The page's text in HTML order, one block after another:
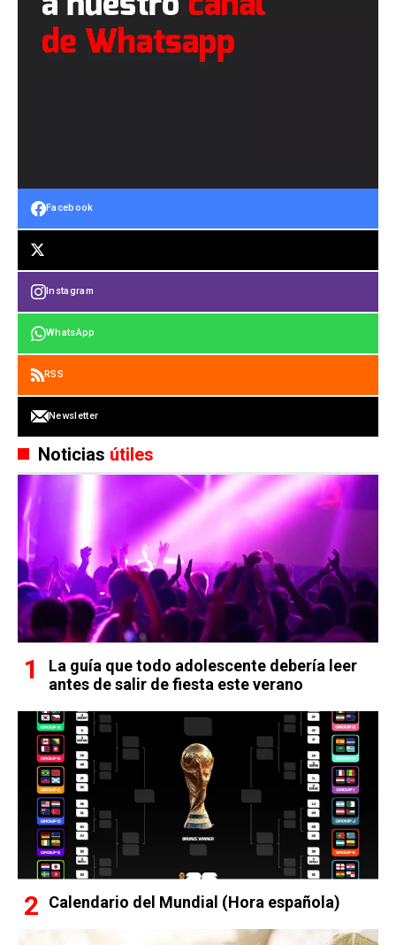
Facebook
Instagram
WhatsApp
RSS
Newsletter
Noticias útiles
La guía que todo adolescente debería leer
antes de salir de fiesta este verano
Calendario del Mundial (Hora española)